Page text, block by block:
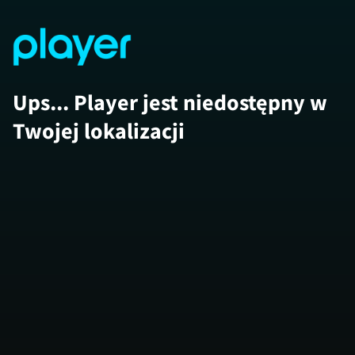
Ups... Player jest niedostępny w
Twojej lokalizacji